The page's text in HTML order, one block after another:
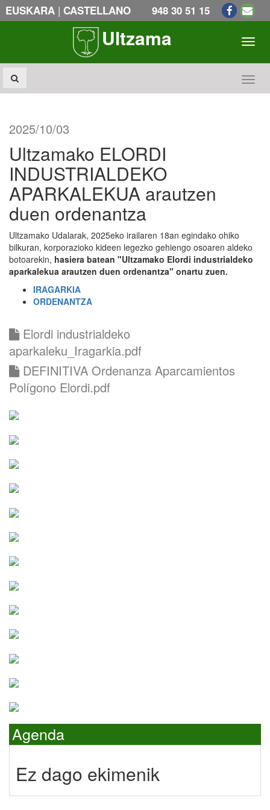
EUSKARA | CASTELLANO 948 30 51 15
Ultzama
2025/10/03
Ultzamako ELORDI
INDUSTRIALDEKO
APARKALEKUA arautzen
duen ordenantza
Ultzamako Udalarak, 2025eko irailaren 18an egindako ohiko
bilkuran, korporazioko kideen legezko gehiengo osoaren aldeko
botoarekin, hasiera batean "Ultzamako Elordi industrialdeko
aparkalekua arautzen duen ordenantza" onartu zuen.
IRAGARKIA
ORDENANTZA
Elordi industrialdeko
aparkaleku_Iragarkia.pdf
DEFINITIVA Ordenanza Aparcamientos
Polígono Elordi.pdf
Agenda
Ez dago ekimenik